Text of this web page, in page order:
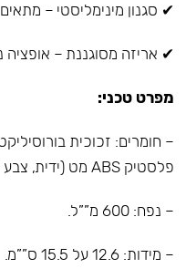
✔ סגנון מינימליסטי –
✔ אריזה מסוגננת –
מפרט טכני:
– חומרים: זכוכית
פלסטיק ABS מט (ידית, צבע כסף).
– נפח: 600 מ””ל.
– מידות: 12.6 על 15.5 ס””מ.